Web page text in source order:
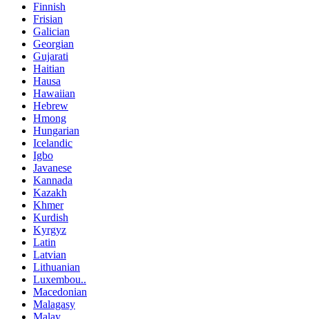
Finnish
Frisian
Galician
Georgian
Gujarati
Haitian
Hausa
Hawaiian
Hebrew
Hmong
Hungarian
Icelandic
Igbo
Javanese
Kannada
Kazakh
Khmer
Kurdish
Kyrgyz
Latin
Latvian
Lithuanian
Luxembou..
Macedonian
Malagasy
Malay